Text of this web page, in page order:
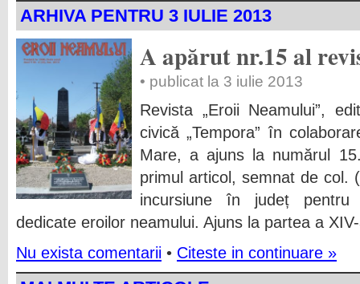
ARHIVA PENTRU 3 IULIE 2013
A apărut nr.15 al
• publicat la 3 iulie 2013
Revista „Eroii Neamului”,
civică „Tempora” în
Mare, a ajuns la numărul
primul articol, semnat de col.
incursiune în județ pentru
dedicate eroilor neamului. Ajuns la partea a
Nu exista comentarii • Citeste in continuare »